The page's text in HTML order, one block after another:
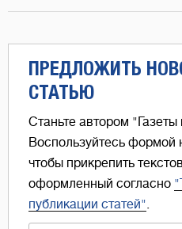
ПРЕДЛОЖИТЬ
СТАТЬЮ
Станьте автором "Газеты
Воспользуйтесь формой
чтобы прикрепить
оформленный согласно
публикации статей".